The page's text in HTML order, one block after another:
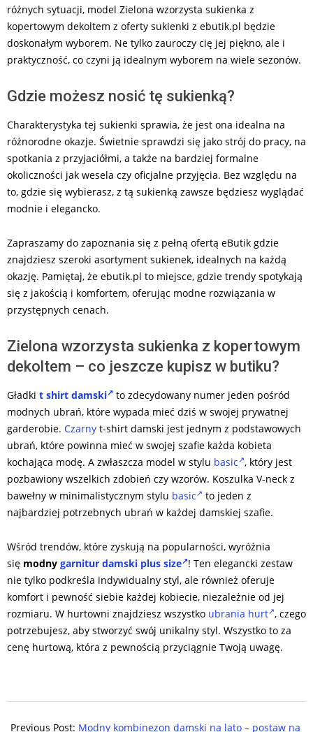
różnych sytuacji, model Zielona wzorzysta sukienka z
kopertowym dekoltem z oferty sukienki z ebutik.pl będzie
doskonałym wyborem. Ne tylko zauroczy cię jej piękno, ale i
praktyczność, co czyni ją idealnym wyborem na wiele sezonów.
Gdzie możesz nosić tę sukienką?
Charakterystyka tej sukienki sprawia, że jest ona idealna na
różnorodne okazje. Świetnie sprawdzi się jako strój do pracy, na
spotkania z przyjaciółmi, a także na bardziej formalne
okoliczności jak wesela czy oficjalne przyjęcia. Bez względu na
to, gdzie się wybierasz, z tą sukienką zawsze będziesz wyglądać
modnie i elegancko.
Zapraszamy do zapoznania się z pełną ofertą eButik gdzie
znajdziesz szeroki asortyment sukienek, idealnych na każdą
okazję. Pamiętaj, że ebutik.pl to miejsce, gdzie trendy spotykają
się z jakością i komfortem, oferując modne rozwiązania w
przystępnych cenach.
Zielona wzorzysta sukienka z kopertowym
dekoltem – co jeszcze kupisz w butiku?
Gładki t shirt damski
to zdecydowany numer jeden pośród
modnych ubrań, które wypada mieć dziś w swojej prywatnej
garderobie. Czarny t-shirt damski jest jednym z podstawowych
ubrań, które powinna mieć w swojej szafie każda kobieta
kochająca modę. A zwłaszcza model w stylu basic , który jest
pozbawiony wszelkich zdobień czy wzorów. Koszulka V-neck z
bawełny w minimalistycznym stylu basic
to jeden z
najbardziej potrzebnych ubrań w każdej damskiej szafie.
Wśród trendów, które zyskują na popularności, wyróżnia
się modny garnitur damski plus size ! Ten elegancki zestaw
nie tylko podkreśla indywidualny styl, ale również oferuje
komfort i pewność siebie każdej kobiecie, niezależnie od jej
rozmiaru. W hurtowni znajdziesz wszystko ubrania hurt , czego
potrzebujesz, aby stworzyć swój unikalny styl. Wszystko to za
cenę hurtową, która z pewnością przyciągnie Twoją uwagę.
07-
Previous Post: Modny kombinezon damski na lato – postaw na